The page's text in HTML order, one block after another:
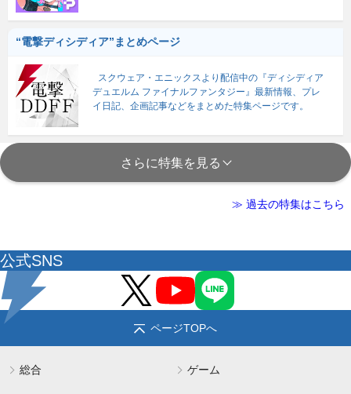
“電撃ディシディア”まとめページ
スクウェア・エニックスより配信中の『ディシディア
デュエルム ファイナルファンタジー』最新情報、プレ
イ日記、企画記事などをまとめた特集ページです。
さらに特集を見る
≫ 過去の特集はこちら
公式SNS
ページTOPへ
総合 ゲーム